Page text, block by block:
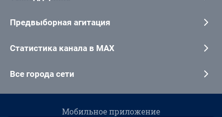
Предвыборная агитация
Статистика канала в MAX
Все города сети
Мобильное приложение